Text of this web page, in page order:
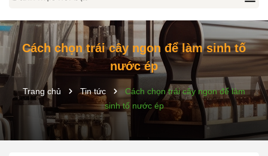
Cách chọn trái cây ngon để làm sinh tố
nước ép
Trang chủ Tin tức
Cách chọn trái cây ngon để làm
sinh tố nước ép